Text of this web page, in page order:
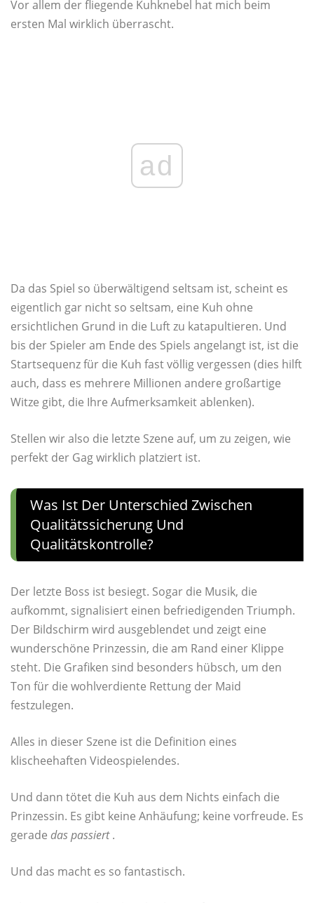
Vor allem der fliegende Kuhknebel hat mich beim
ersten Mal wirklich überrascht.
ad
Da das Spiel so überwältigend seltsam ist, scheint es
eigentlich gar nicht so seltsam, eine Kuh ohne
ersichtlichen Grund in die Luft zu katapultieren. Und
bis der Spieler am Ende des Spiels angelangt ist, ist die
Startsequenz für die Kuh fast völlig vergessen (dies hilft
auch, dass es mehrere Millionen andere großartige
Witze gibt, die Ihre Aufmerksamkeit ablenken).
Stellen wir also die letzte Szene auf, um zu zeigen, wie
perfekt der Gag wirklich platziert ist.
Was Ist Der Unterschied Zwischen
Qualitätssicherung Und
Qualitätskontrolle?
Der letzte Boss ist besiegt. Sogar die Musik, die
aufkommt, signalisiert einen befriedigenden Triumph.
Der Bildschirm wird ausgeblendet und zeigt eine
wunderschöne Prinzessin, die am Rand einer Klippe
steht. Die Grafiken sind besonders hübsch, um den
Ton für die wohlverdiente Rettung der Maid
festzulegen.
Alles in dieser Szene ist die Definition eines
klischeehaften Videospielendes.
Und dann tötet die Kuh aus dem Nichts einfach die
Prinzessin. Es gibt keine Anhäufung; keine vorfreude. Es
gerade das passiert.
Und das macht es so fantastisch.